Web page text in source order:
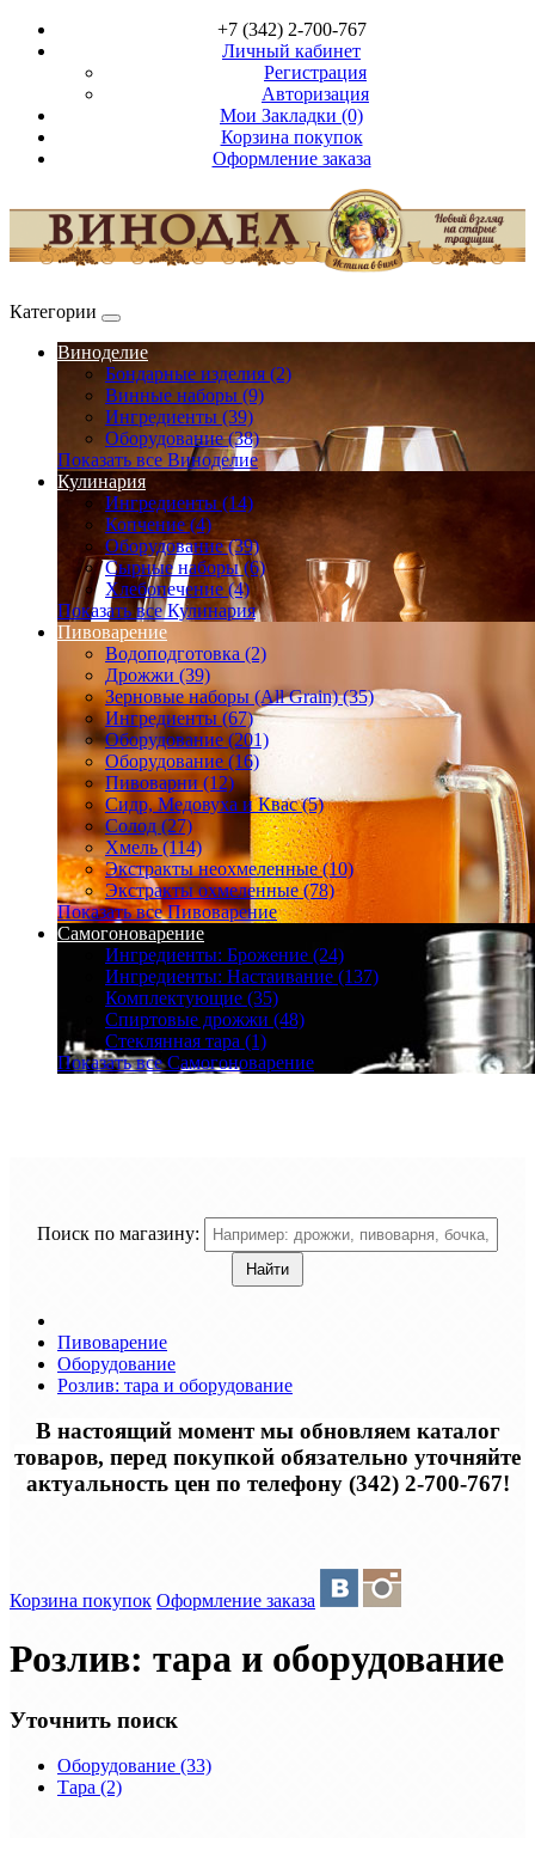
+7 (342) 2-700-767
Личный кабинет
Регистрация
Авторизация
Мои Закладки (0)
Корзина покупок
Оформление заказа
Категории
Виноделие
Бондарные изделия (2)
Винные наборы (9)
Ингредиенты (39)
Оборудование (38)
Показать все Виноделие
Кулинария
Ингредиенты (14)
Копчение (4)
Оборудование (39)
Сырные наборы (6)
Хлебопечение (4)
Показать все Кулинария
Пивоварение
Водоподготовка (2)
Дрожжи (39)
Зерновые наборы (All Grain) (35)
Ингредиенты (67)
Оборудование (201)
Оборудование (16)
Пивоварни (12)
Сидр, Медовуха и Квас (5)
Солод (27)
Хмель (114)
Экстракты неохмеленные (10)
Экстракты охмеленные (78)
Показать все Пивоварение
Самогоноварение
Ингредиенты: Брожение (24)
Ингредиенты: Настаивание (137)
Комплектующие (35)
Спиртовые дрожжи (48)
Стеклянная тара (1)
Показать все Самогоноварение
Поиск по магазину:
Пивоварение
Оборудование
Розлив: тара и оборудование
В настоящий момент мы обновляем каталог
товаров, перед покупкой обязательно уточняйте
актуальность цен по телефону (342) 2-700-767!
Корзина покупок Оформление заказа
Розлив: тара и оборудование
Уточнить поиск
Оборудование (33)
Тара (2)